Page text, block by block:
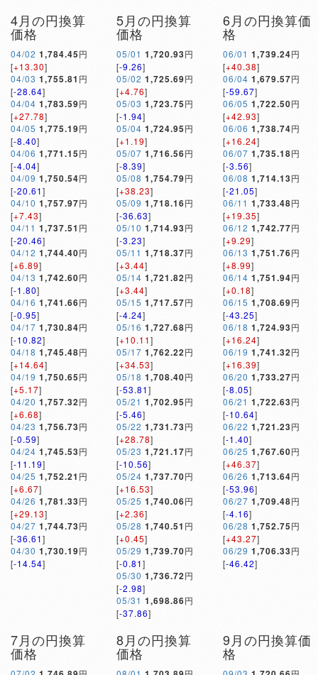
4月の円換算
価格
04/02 1,784.45円
[+13.30]
04/03 1,755.81 円
[-28.64]
04/04 1,783.59円
[+27.78]
04/05 1,775.19円
[-8.40]
04/06 1,771.15円
[-4.04]
04/09 1,750.54円
[-20.61]
04/10 1,757.97円
[+7.43]
04/11 1,737.51 円
[-20.46]
04/12 1,744.40円
[+6.89]
04/13 1,742.60円
[-1.80]
04/16 1,741.66円
[-0.95]
04/17 1,730.84円
[-10.82]
04/18 1,745.48円
[+14.64]
04/19 1,750.65円
[+5.17]
04/20 1,757.32円
[+6.68]
04/23 1,756.73円
[-0.59]
04/24 1,745.53円
[-11.19]
04/25 1,752.21 円
[+6.67]
04/26 1,781.33円
[+29.13]
04/27 1,744.73円
[-36.61]
04/30 1,730.19円
[-14.54]
5月の円換算
価格
05/01 1,720.93円
[-9.26]
05/02 1,725.69円
[+4.76]
05/03 1,723.75円
[-1.94]
05/04 1,724.95円
[+1.19]
05/07 1,716.56円
[-8.39]
05/08 1,754.79円
[+38.23]
05/09 1,718.16円
[-36.63]
05/10 1,714.93円
[-3.23]
05/11 1,718.37円
[+3.44]
05/14 1,721.82円
[+3.44]
05/15 1,717.57円
[-4.24]
05/16 1,727.68円
[+10.11]
05/17 1,762.22円
[+34.53]
05/18 1,708.40円
[-53.81]
05/21 1,702.95円
[-5.46]
05/22 1,731.73円
[+28.78]
05/23 1,721.17円
[-10.56]
05/24 1,737.70円
[+16.53]
05/25 1,740.06円
[+2.36]
05/28 1,740.51 円
[+0.45]
05/29 1,739.70円
[-0.81]
05/30 1,736.72円
[-2.98]
05/31 1,698.86円
[-37.86]
6月の円換算価
格
06/01 1,739.24円
[+40.38]
06/04 1,679.57円
[-59.67]
06/05 1,722.50円
[+42.93]
06/06 1,738.74円
[+16.24]
06/07 1,735.18円
[-3.56]
06/08 1,714.13円
[-21.05]
06/11 1,733.48円
[+19.35]
06/12 1,742.77円
[+9.29]
06/13 1,751.76円
[+8.99]
06/14 1,751.94円
[+0.18]
06/15 1,708.69円
[-43.25]
06/18 1,724.93円
[+16.24]
06/19 1,741.32円
[+16.39]
06/20 1,733.27円
[-8.05]
06/21 1,722.63円
[-10.64]
06/22 1,721.23円
[-1.40]
06/25 1,767.60円
[+46.37]
06/26 1,713.64円
[-53.96]
06/27 1,709.48円
[-4.16]
06/28 1,752.75円
[+43.27]
06/29 1,706.33円
[-46.42]
7月の円換算
価格
8月の円換算
価格
9月の円換算価
格